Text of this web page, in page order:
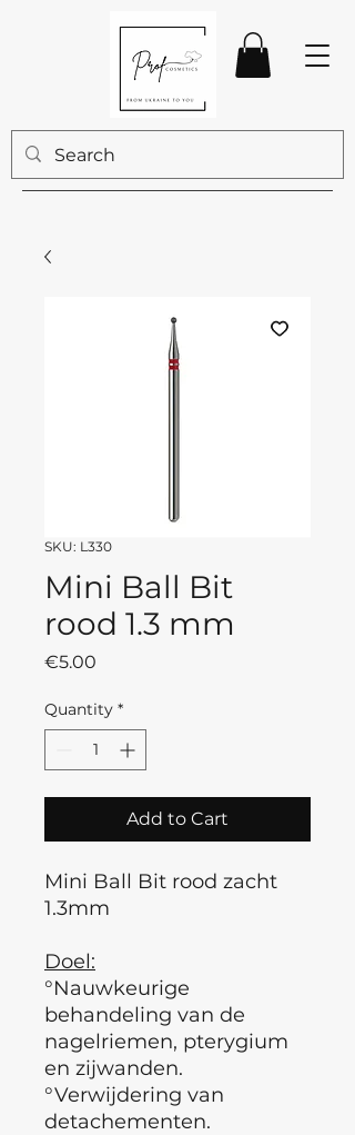
SKU: L330
Mini Ball Bit
rood 1.3 mm
€5.00
Quantity *
Add to Cart
Mini Ball Bit rood zacht
1.3mm
Doel:
°Nauwkeurige
behandeling van de
nagelriemen, pterygium
en zijwanden.
°Verwijdering van
detachementen.